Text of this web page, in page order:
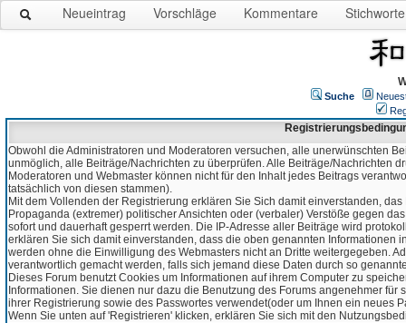
Neueintrag Vorschläge Kommentare Stichworte
Suche
Obwohl die Administratoren und Moderatoren versuchen, alle unerwünschten
unmöglich, alle Beiträge/Nachrichten zu überprüfen. Alle Beiträge/Nachrichten
Moderatoren und Webmaster können nicht für den Inhalt jedes Beitrags
tatsächlich von diesen stammen).
Mit dem Vollenden der Registrierung erklären Sie Sich damit einverstanden,
Propaganda (extremer) politischer Ansichten oder (verbaler) Verstöße gegen
sofort und dauerhaft gesperrt werden. Die IP-Adresse aller Beiträge wird
erklären Sie sich damit einverstanden, dass die oben genannten Informationen
werden ohne die Einwilligung des Webmasters nicht an Dritte weitergegeben.
verantwortlich gemacht werden, falls sich jemand diese Daten durch so
Dieses Forum benutzt Cookies um Informationen auf ihrem Computer zu
Informationen. Sie dienen nur dazu die Benutzung des Forums angenehmer
ihrer Registrierung sowie des Passwortes verwendet(oder um Ihnen ein neues
Wenn Sie unten auf 'Registrieren' klicken, erklären Sie sich mit den